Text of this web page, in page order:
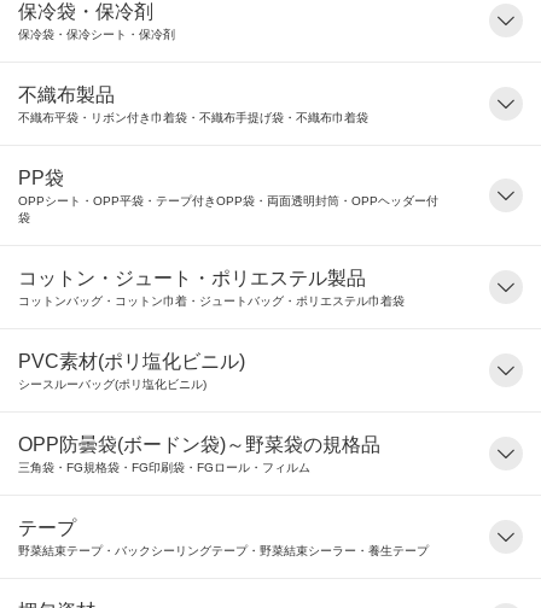
保冷袋・保冷剤
保冷袋・保冷シート・保冷剤
不織布製品
不織布平袋・リボン付き巾着袋・不織布手提げ袋・不織布巾着袋
PP袋
OPPシート・OPP平袋・テープ付きOPP袋・両面透明封筒・OPPヘッダー付
袋
コットン・ジュート・ポリエステル製品
コットンバッグ・コットン巾着・ジュートバッグ・ポリエステル巾着袋
PVC素材(ポリ塩化ビニル)
シースルーバッグ(ポリ塩化ビニル)
OPP防曇袋(ボードン袋)～野菜袋の規格品
三角袋・FG規格袋・FG印刷袋・FGロール・フィルム
テープ
野菜結束テープ・バックシーリングテープ・野菜結束シーラー・養生テープ